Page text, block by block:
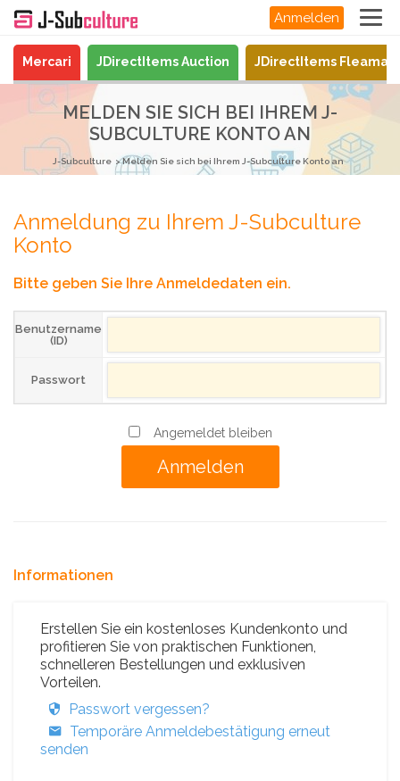
Anmelden
Mercari JDirectItems Auction JDirectItems
MELDEN SIE SICH BEI IHREM J-
SUBCULTURE KONTO AN
J-Subculture Melden Sie sich bei Ihrem J-Subculture Konto an
Anmeldung zu Ihrem J-Subculture
Konto
Bitte geben Sie Ihre Anmeldedaten ein.
Benutzername
(ID)
Passwort
Angemeldet bleiben
Informationen
Erstellen Sie ein kostenloses Kundenkonto und
profitieren Sie von praktischen Funktionen,
schnelleren Bestellungen und exklusiven
Vorteilen.
Passwort vergessen?
Temporäre Anmeldebestätigung erneut
senden